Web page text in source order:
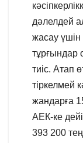
дәлелдей
жасау
тұрғындар
тиіс. Атап
тіркелмей
жандарға
АЕК-ке
393 200